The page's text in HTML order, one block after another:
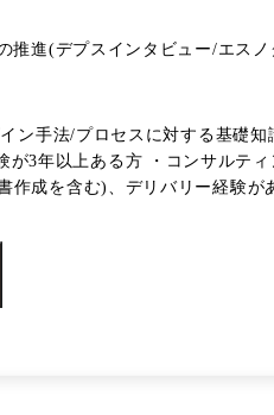
みを活かした成長やチーム内で
推進(デプスインタビュー/エスノ
ン手法/プロセスに対する基礎知
作成を含む)、デリバリー経験が